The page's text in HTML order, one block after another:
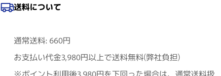
送料について
通常送料: 660円
お支払い代金3,980円以上で送料無料(弊社負担)